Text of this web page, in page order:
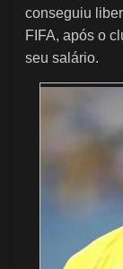
conseguiu
FIFA, após o
seu salário.